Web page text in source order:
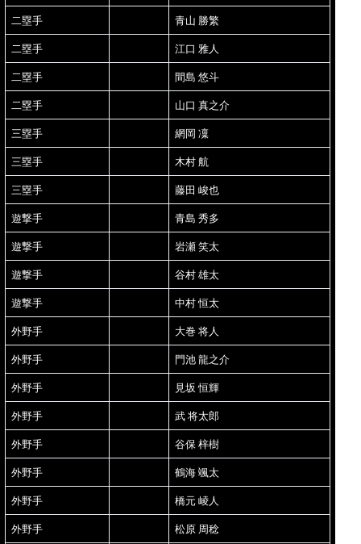
二塁手 青山 勝繁
二塁手 江口 雅人
二塁手 間島 悠斗
二塁手 山口 真之介
三塁手 網岡 凜
三塁手 木村 航
三塁手 藤田 峻也
遊撃手 青島 秀多
遊撃手 岩瀬 笑太
遊撃手 谷村 雄太
遊撃手 中村 恒太
外野手 大巻 将人
外野手 門池 龍之介
外野手 見坂 恒輝
外野手 武 将太郎
外野手 谷保 梓樹
外野手 鶴海 颯太
外野手 橋元 崚人
外野手 松原 周稔